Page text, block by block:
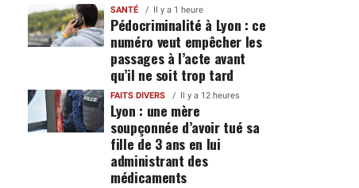
SANTÉ Il y a 1 heure
Pédocriminalité à Lyon : ce
numéro veut empêcher les
passages à l’acte avant
qu’il ne soit trop tard
FAITS DIVERS Il y a 12 heures
Lyon : une mère
soupçonnée d’avoir tué sa
fille de 3 ans en lui
administrant des
médicaments